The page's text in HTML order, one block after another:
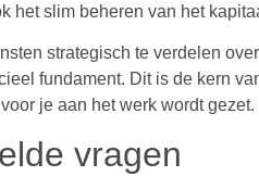
het slim beheren van het
strategisch te verdelen
fundament. Dit is de kern
je aan het werk wordt gezet.
vragen